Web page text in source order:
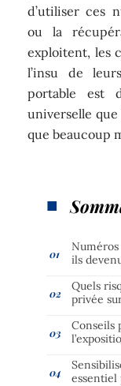
d’utiliser ces
ou la
exploitent, les
l’insu de
portable est
universelle
que beaucoup
ils
Quels
privée
Conseils